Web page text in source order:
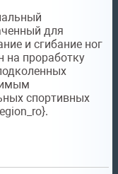
для
и сгибание ног
на проработку
спортивных